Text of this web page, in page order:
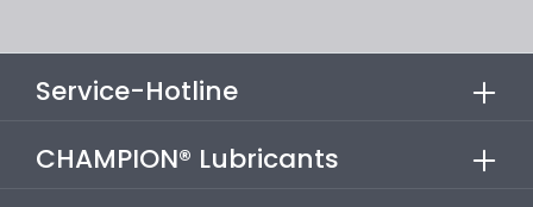
Service-Hotline
CHAMPION® Lubricants